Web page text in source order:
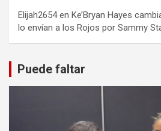
Elijah2654en Ke’Bryan Hayes
lo envían a los Rojos por Sammy
Puede faltar